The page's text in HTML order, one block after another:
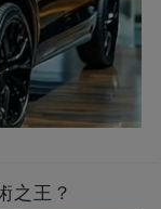
之王？